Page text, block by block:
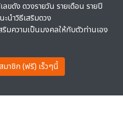
ขดัง ดวงรายวัน รายเดือน รายปี
นำวิธีเสริมดวง
มความเป็นมงคลให้กับตัวท่านเอง
มาชิก (ฟรี) เร็วๆนี้